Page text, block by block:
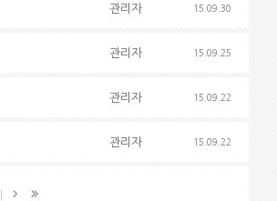
관리자 15.09.30
관리자 15.09.25
관리자 15.09.22
관리자 15.09.22